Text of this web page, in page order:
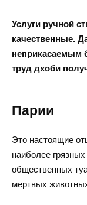
Услуги ручной
качественные.
неприкасаемым
труд дхоби
Парии
Это настоящие
наиболее
общественных
мертвых